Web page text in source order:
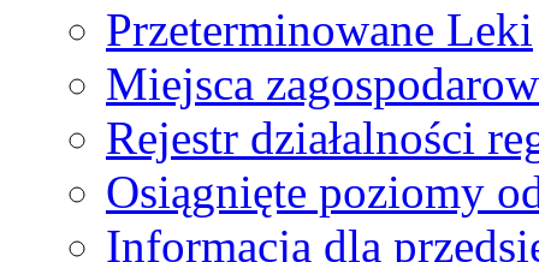
Przeterminowane Leki
Miejsca
Rejestr działalności
Osiągnięte poziomy
Informacja dla